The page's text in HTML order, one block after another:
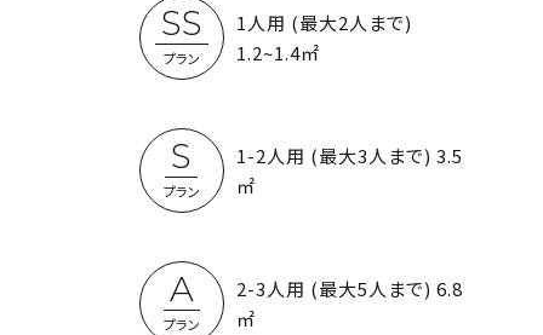
SS
プラン
1人用 (最大2人まで)
1.2~1.4㎡
S
プラン
1-2人用 (最大3人まで) 3.5
㎡
A
プラン
2-3人用 (最大5人まで) 6.8
㎡